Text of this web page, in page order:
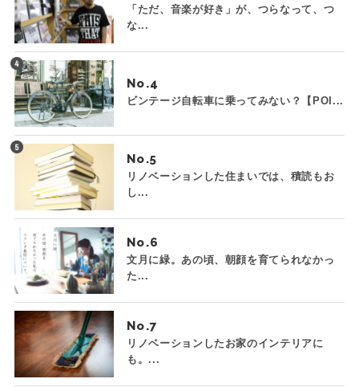
「ただ、音楽が好き」が、つらなって、つ
な...
No.
ビンテージ自転車に乗ってみない？【POI...
No.
リノベーションした住まいでは、積読もお
し...
No.
文月に緑。あの頃、朝顔を育てられなかっ
た...
No.
リノベーションしたお家のインテリアに
も。...